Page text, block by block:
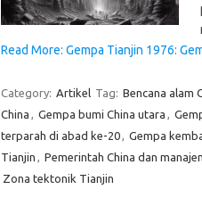
Read More: Gempa Tianjin 1976:
Category: Artikel Tag: Bencana alam
China , Gempa bumi China utara ,
terparah di abad ke-20, Gempa
Tianjin , Pemerintah China dan
Zona tektonik Tianjin